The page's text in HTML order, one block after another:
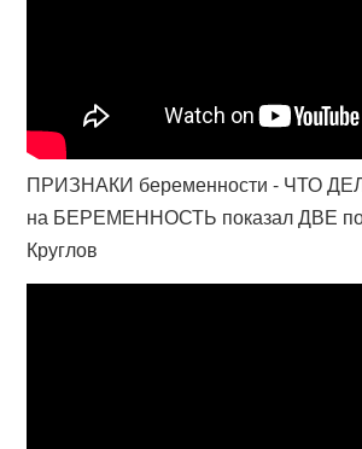
ПРИЗНАКИ беременности - ЧТО
на БЕРЕМЕННОСТЬ показал ДВЕ
Круглов